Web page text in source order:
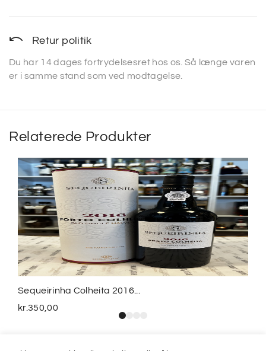
Retur politik
Du har 14 dages fortrydelsesret hos os. Så længe varen
er i samme stand som ved modtagelse.
Relaterede Produkter
Sequeirinha Colheita 2016...
kr.350,00